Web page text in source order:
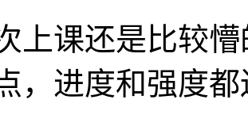
上课还是比较
，进度和强度